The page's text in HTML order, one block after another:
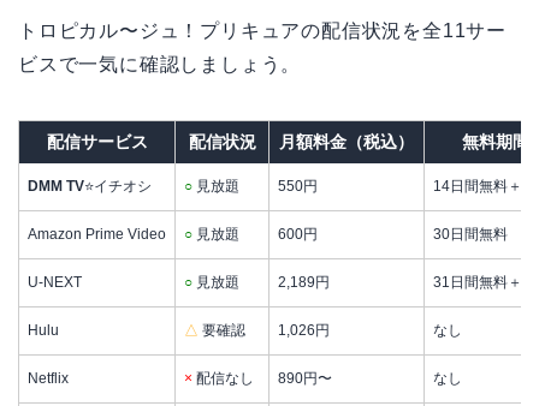
トロピカル〜ジュ！プリキュアの配信状況を全11サー
ビスで一気に確認しましょう。
配信サービス 配信状況 月額料金（税込） 無料期間
DMM TV⭐イチオシ ○ 見放題 550円 14日間無料＋
Amazon Prime Video ○ 見放題 600円 30日間無料
U-NEXT ○ 見放題 2,189円 31日間無料＋
Hulu △ 要確認 1,026円 なし
Netflix × 配信なし 890円〜 なし